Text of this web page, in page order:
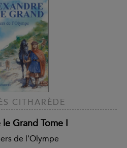
CITHARÈDE
Grand Tome I
de l'Olympe